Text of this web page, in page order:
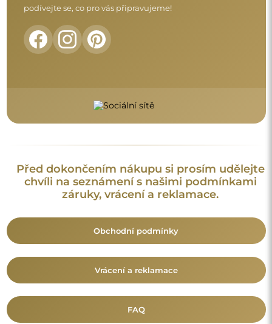
podívejte se, co pro vás připravujeme!
Před dokončením nákupu si prosím udělejte
chvíli na seznámení s našimi podmínkami
záruky, vrácení a reklamace.
Obchodní podmínky
Vrácení a reklamace
FAQ